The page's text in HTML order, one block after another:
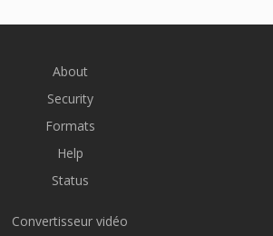
About
Security
Formats
Help
Status
Convertisseur vidéo